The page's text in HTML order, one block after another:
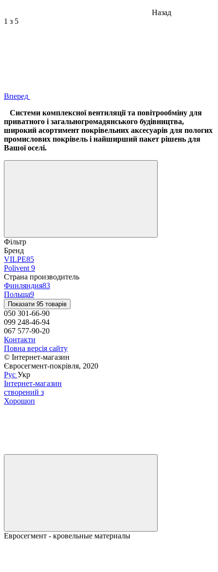
Назад
1 з 5
Вперед
Системи комплексної вентиляції та повітрообміну для
приватного і загальногромадянського будівництва,
широкий асортимент покрівельних аксесуарів для пологих
промислових покрівель і найширший пакет рішень для
Вашої оселі.
Фільтр
Бренд
VILPE85
Polivent 9
Страна производитель
Финляндия83
Польща9
Показати 95 товарів
050 301-66-90
099 248-46-94
067 577-90-20
Контакти
Повна версія сайту
© Інтернет-магазин
Євросегмент-покрівля, 2020
Рус Укр
Інтернет-магазин
створений з
Хорошоп
Евросегмент - кровельные материалы